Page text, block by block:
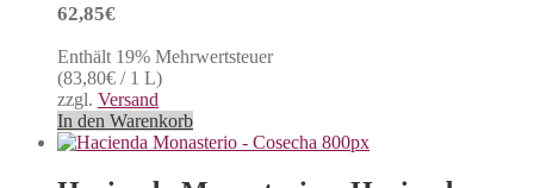
62,85€
Enthält 19% Mehrwertsteuer
(83,80€ / 1 L)
zzgl. Versand
In den Warenkorb